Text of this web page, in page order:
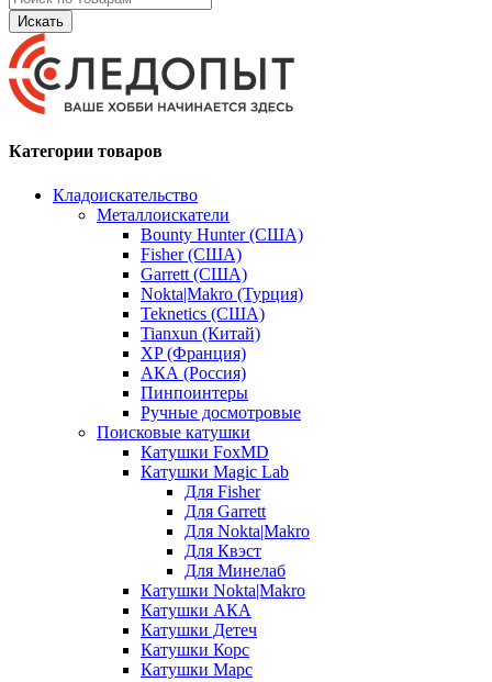
Искать
Категории товаров
Кладоискательство
Металлоискатели
Bounty Hunter (США)
Fisher (США)
Garrett (США)
Nokta|Makro (Турция)
Teknetics (США)
Tianxun (Китай)
XP (Франция)
АКА (Россия)
Пинпоинтеры
Ручные досмотровые
Поисковые катушки
Катушки FoxMD
Катушки Magic Lab
Для Fisher
Для Garrett
Для Nokta|Makro
Для Квэст
Для Минелаб
Катушки Nokta|Makro
Катушки АКА
Катушки Детеч
Катушки Корс
Катушки Марс